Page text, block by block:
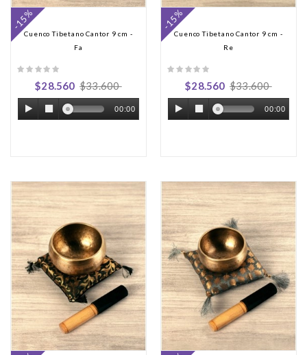
Cuenco Tibetano Cantor 9 cm -
Fa
$28.560 $33.600
00:00
-15%
Cuenco Tibetano Cantor 9 cm -
Re
$28.560 $33.600
00:00
-15%